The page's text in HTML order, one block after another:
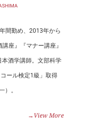
間勤め、2013年から
座』『マナー講座』
酒学講師。文部科学
ール検定1級」取得
）。
→View More